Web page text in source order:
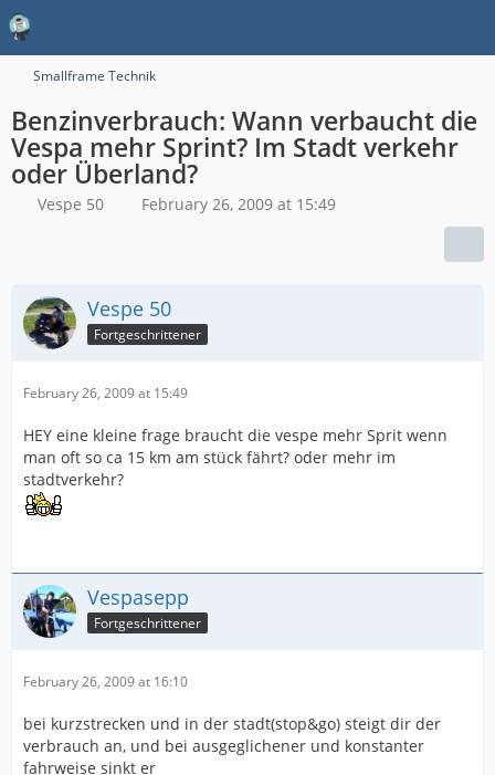
Smallframe Technik
Benzinverbrauch: Wann verbaucht die
Vespa mehr Sprint? Im Stadt verkehr
oder Überland?
Vespe 50 February 26, 2009 at 15:49
Vespe 50
Fortgeschrittener
February 26, 2009 at 15:49
HEY eine kleine frage braucht die vespe mehr Sprit wenn
man oft so ca 15 km am stück fährt? oder mehr im
stadtverkehr?
Vespasepp
Fortgeschrittener
February 26, 2009 at 16:10
bei kurzstrecken und in der stadt(stop&go) steigt dir der
verbrauch an, und bei ausgeglichener und konstanter
fahrweise sinkt er